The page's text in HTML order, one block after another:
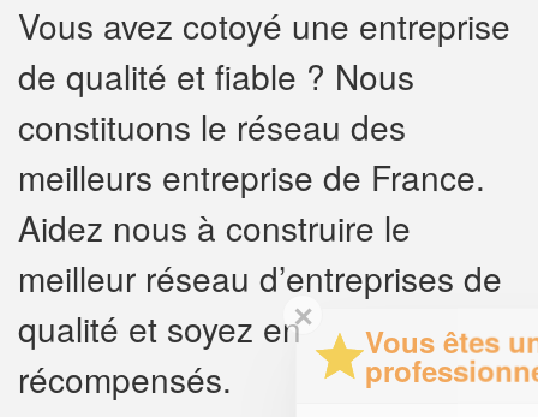
Vous avez cotoyé une entreprise
de qualité et fiable ? Nous
constituons le réseau des
meilleurs entreprise de France.
Aidez nous à construire le
meilleur réseau d’entreprises de
qualité et soyez en
récompensés.
✕
Vous êtes un
professionnel ?